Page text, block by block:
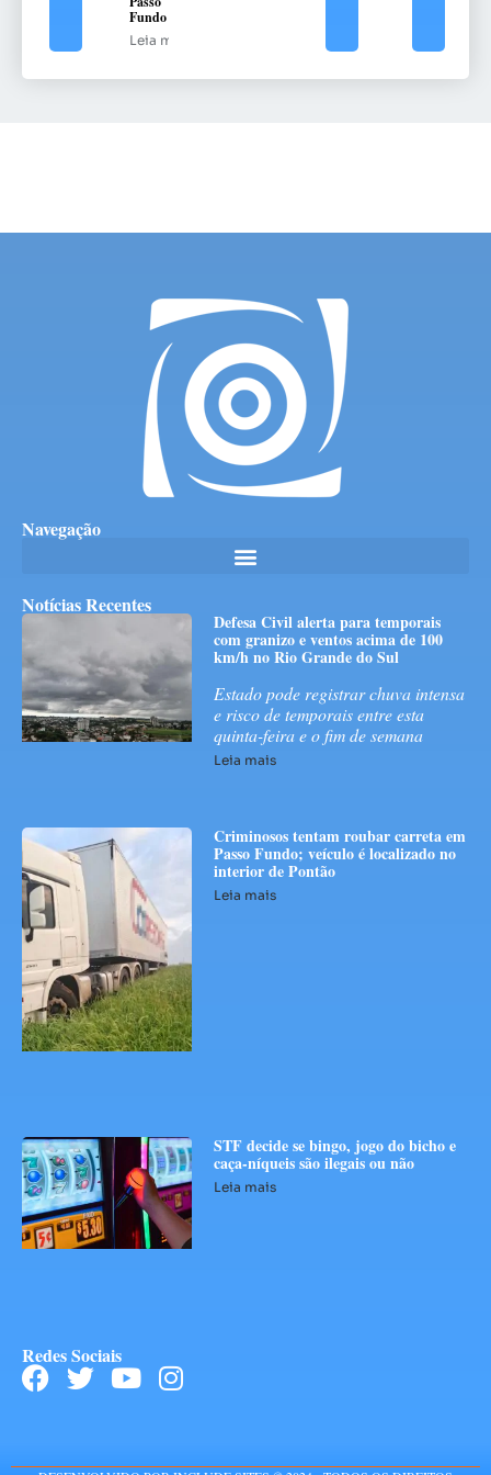
Fundo
Leia mais
Navegação
Notícias Recentes
Defesa Civil alerta para temporais
com granizo e ventos acima de 100
km/h no Rio Grande do Sul
Estado pode registrar chuva intensa
e risco de temporais entre esta
quinta-feira e o fim de semana
Leia mais
Criminosos tentam roubar carreta em
Passo Fundo; veículo é localizado no
interior de Pontão
Leia mais
STF decide se bingo, jogo do bicho e
caça-níqueis são ilegais ou não
Leia mais
Redes Sociais